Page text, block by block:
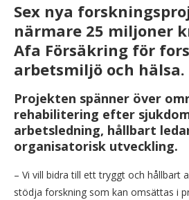
Sex nya
närmare 25 miljoner
Afa Försäkring för
arbetsmiljö och hälsa.
Projekten spänner över
rehabilitering efter
arbetsledning, hållbart
organisatorisk utveckling.
– Vi vill bidra till ett tryggt och hållbart
stödja forskning som kan omsättas i